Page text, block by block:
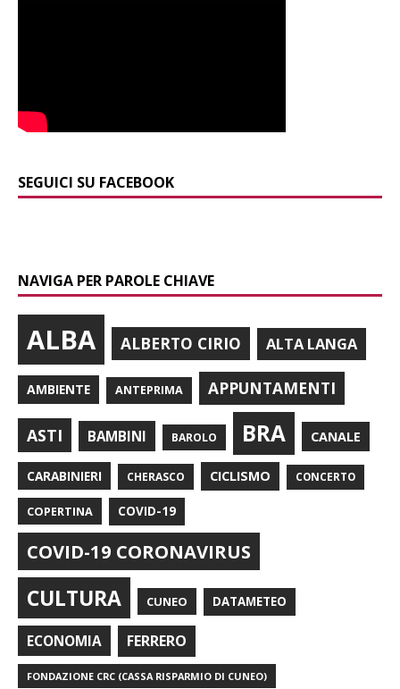
SEGUICI SU FACEBOOK
NAVIGA PER PAROLE CHIAVE
ALBA ALBERTO CIRIO ALTA LANGA
AMBIENTE ANTEPRIMA APPUNTAMENTI
ASTI BAMBINI BAROLO BRA CANALE
CARABINIERI CHERASCO CICLISMO CONCERTO
COPERTINA COVID-19
COVID-19 CORONAVIRUS
CULTURA CUNEO DATAMETEO
ECONOMIA FERRERO
FONDAZIONE CRC (CASSA RISPARMIO DI CUNEO)